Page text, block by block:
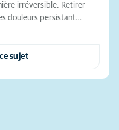
irréversible. Retirer
douleurs persistant…
sujet